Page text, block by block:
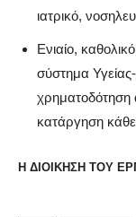
ιατρικό,
Ενιαίο,
σύστημα
χρηματοδότηση
κατάργηση κάθε
Η ΔΙΟΙΚΗΣΗ ΤΟΥ